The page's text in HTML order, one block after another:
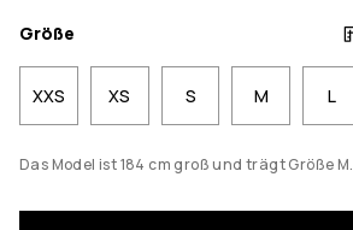
Größe
XXS XS S M L
Das Model ist 184 cm groß und trägt Größe M.